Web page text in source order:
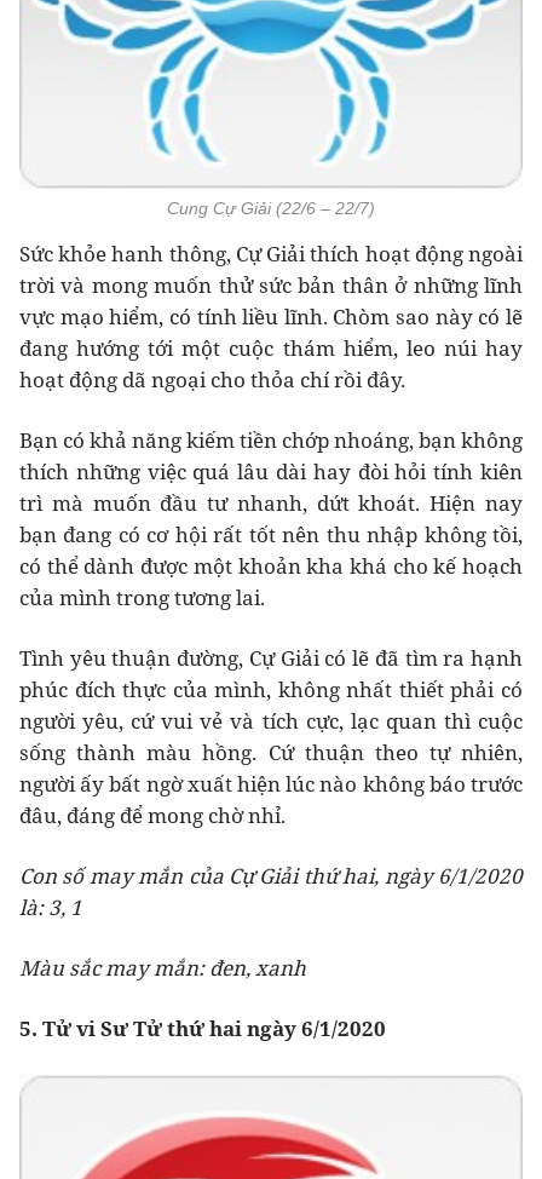
Cung Cự Giải (22/6 – 22/7)
Sức khỏe hanh thông, Cự Giải thích hoạt động ngoài
trời và mong muốn thử sức bản thân ở những lĩnh
vực mạo hiểm, có tính liều lĩnh. Chòm sao này có lẽ
đang hướng tới một cuộc thám hiểm, leo núi hay
hoạt động dã ngoại cho thỏa chí rồi đây.
Bạn có khả năng kiếm tiền chớp nhoáng, bạn không
thích những việc quá lâu dài hay đòi hỏi tính kiên
trì mà muốn đầu tư nhanh, dứt khoát. Hiện nay
bạn đang có cơ hội rất tốt nên thu nhập không tồi,
có thể dành được một khoản kha khá cho kế hoạch
của mình trong tương lai.
Tình yêu thuận đường, Cự Giải có lẽ đã tìm ra hạnh
phúc đích thực của mình, không nhất thiết phải có
người yêu, cứ vui vẻ và tích cực, lạc quan thì cuộc
sống thành màu hồng. Cứ thuận theo tự nhiên,
người ấy bất ngờ xuất hiện lúc nào không báo trước
đâu, đáng để mong chờ nhỉ.
Con số may mắn của Cự Giải thứ hai, ngày 6/1/2020
là: 3, 1
Màu sắc may mắn: đen, xanh
5. Tử vi Sư Tử thứ hai ngày 6/1/2020